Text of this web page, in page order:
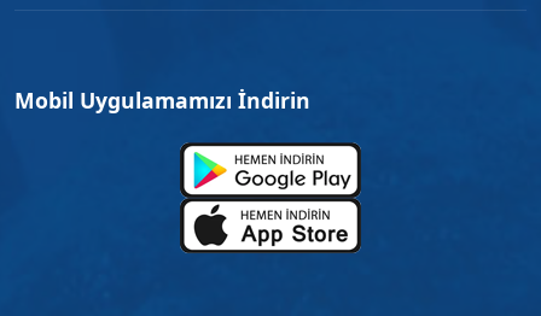
Mobil Uygulamamızı İndirin